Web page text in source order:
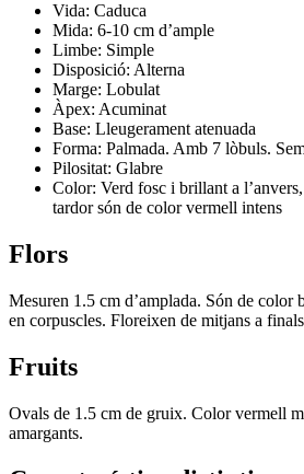
Vida: Caduca
Mida: 6-10 cm d’ample
Limbe: Simple
Disposició: Alterna
Marge: Lobulat
Àpex: Acuminat
Base: Lleugerament atenuada
Forma: Palmada. Amb 7 lòbuls.
Pilositat: Glabre
Color: Verd fosc i brillant a
tardor són de color vermell intens
Flors
Mesuren 1.5 cm d’amplada. Són de color
en corpuscles. Floreixen de mitjans a
Fruits
Ovals de 1.5 cm de gruix. Color vermell
amargants.